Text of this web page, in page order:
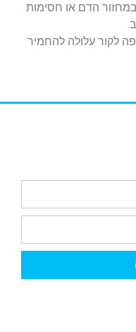
הדם או חסימות
לקור עלולה להחמיר